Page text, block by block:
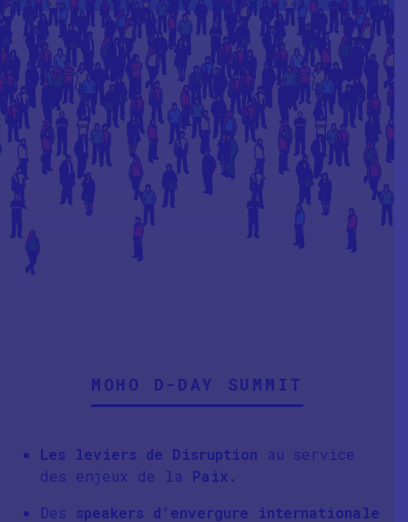
MOHO D-DAY SUMMIT
Les leviers de Disruption au service
des enjeux de la Paix.
Des speakers d’envergure internationale